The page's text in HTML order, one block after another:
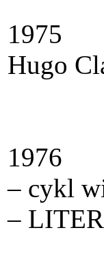
1975
Hugo
1976
– cykl
–